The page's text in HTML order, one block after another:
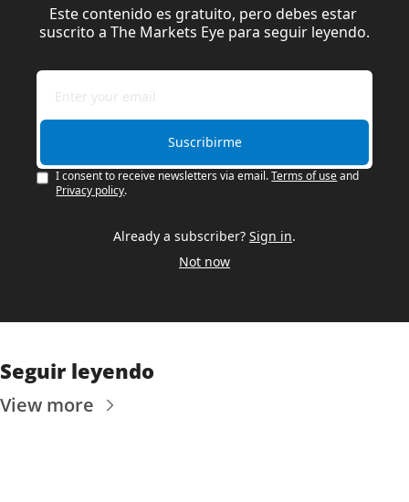
Este contenido es gratuito, pero debes estar
suscrito a The Markets Eye para seguir leyendo.
Suscribirme
I consent to receive newsletters via email. Terms of use and
Privacy policy.
Already a subscriber? Sign in.
Not now
Seguir leyendo
View more